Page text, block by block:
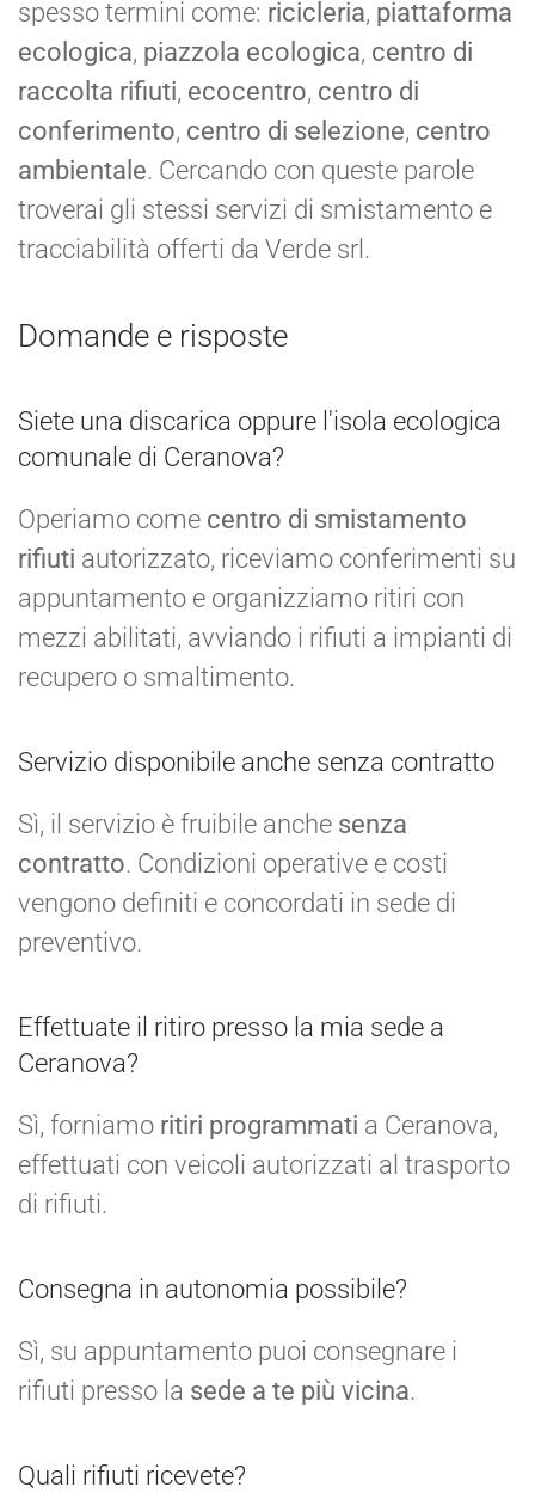
spesso termini come: ricicleria, piattaforma
ecologica, piazzola ecologica, centro di
raccolta rifiuti, ecocentro, centro di
conferimento, centro di selezione, centro
ambientale. Cercando con queste parole
troverai gli stessi servizi di smistamento e
tracciabilità offerti da Verde srl.
Domande e risposte
Siete una discarica oppure l'isola ecologica
comunale di Ceranova?
Operiamo come centro di smistamento
rifiuti autorizzato, riceviamo conferimenti su
appuntamento e organizziamo ritiri con
mezzi abilitati, avviando i rifiuti a impianti di
recupero o smaltimento.
Servizio disponibile anche senza contratto
Sì, il servizio è fruibile anche senza
contratto. Condizioni operative e costi
vengono definiti e concordati in sede di
preventivo.
Effettuate il ritiro presso la mia sede a
Ceranova?
Sì, forniamo ritiri programmati a Ceranova,
effettuati con veicoli autorizzati al trasporto
di rifiuti.
Consegna in autonomia possibile?
Sì, su appuntamento puoi consegnare i
rifiuti presso la sede a te più vicina.
Quali rifiuti ricevete?